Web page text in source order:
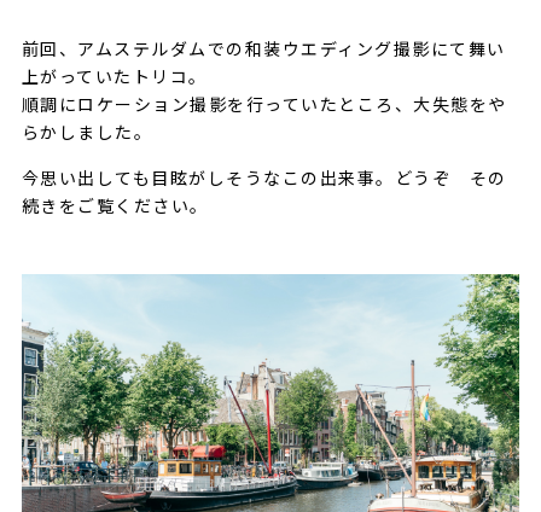
前回、アムステルダムでの和装ウエディング撮影にて舞い
上がっていたトリコ。
順調にロケーション撮影を行っていたところ、大失態をや
らかしました。
今思い出しても目眩がしそうなこの出来事。どうぞ その
続きをご覧ください。